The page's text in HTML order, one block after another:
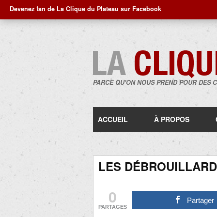
Devenez fan de La Clique du Plateau sur Facebook
PARCE QU'ON NOUS PREND POUR DES
ACCUEIL À PROPOS
LES
0
PARTAGES
Partager